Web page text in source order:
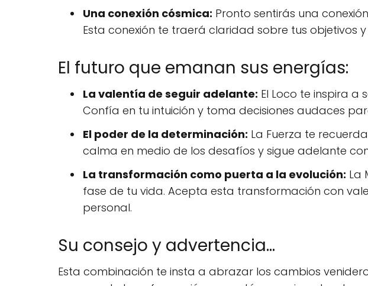
Una conexión cósmica: Pronto sentirás una
Esta conexión te traerá claridad sobre tus objetivos
El futuro que emanan sus energías:
La valentía de seguir adelante: El Loco te inspira a
Confía en tu intuición y toma decisiones audaces
El poder de la determinación: La Fuerza te
calma en medio de los desafíos y sigue adelante
La transformación como puerta a la evolución: La
fase de tu vida. Acepta esta transformación con
personal.
Su consejo y advertencia...
Esta combinación te insta a abrazar los cambios